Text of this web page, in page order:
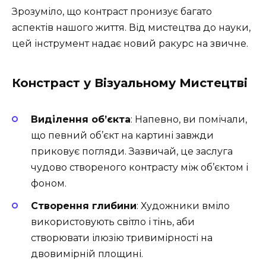
Зрозуміло, що контраст пронизує багато
аспектів нашого життя. Від мистецтва до науки,
цей інструмент надає новий ракурс на звичне.
Констраст у Візуальному Мистецтві
Виділення об’єкта: Напевно, ви помічали,
що певний об’єкт на картині завжди
приковує погляди. Зазвичай, це заслуга
чудово створеного контрасту між об’єктом і
фоном.
Створення глибини: Художники вміло
використовують світло і тінь, аби
створювати ілюзію тривимірності на
двовимірній площині.